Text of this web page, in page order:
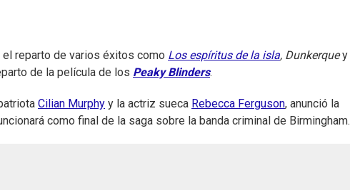
el reparto de varios éxitos como Los espíritus de la isla, Dunkerquey
de la película de los Peaky Blinders.
Cilian Murphy y la actriz sueca Rebecca Ferguson, anunció la
como final de la saga sobre la banda criminal de Birmingham.